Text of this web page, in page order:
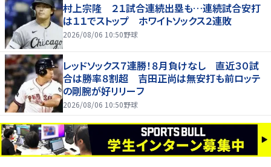
村上宗隆 ２１試合連続出塁も…連続試合安打
は１１でストップ ホワイトソックス２連敗
2026/08/06 10:50野球
レッドソックス７連勝！８月負けなし 直近３０試
合は勝率８割超 吉田正尚は無安打も前ロッテ
の剛腕が好リリーフ
2026/08/06 10:50野球